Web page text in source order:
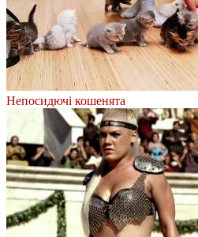
Непосидючі кошенята